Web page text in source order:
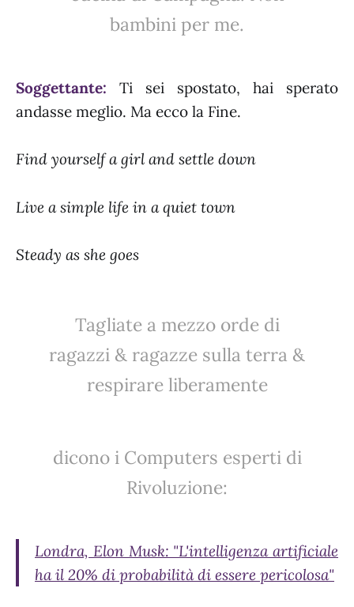
bambini per me.
Soggettante: Ti sei spostato, hai sperato
andasse meglio. Ma ecco la Fine.
Find yourself a girl and settle down
Live a simple life in a quiet town
Steady as she goes
Tagliate a mezzo orde di
ragazzi & ragazze sulla terra &
respirare liberamente
dicono i Computers esperti di
Rivoluzione:
Londra, Elon Musk: "L'intelligenza artificiale
ha il 20% di probabilità di essere pericolosa"